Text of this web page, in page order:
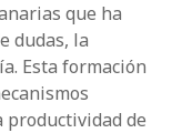
que ha
dudas, la
Esta formación
productividad de